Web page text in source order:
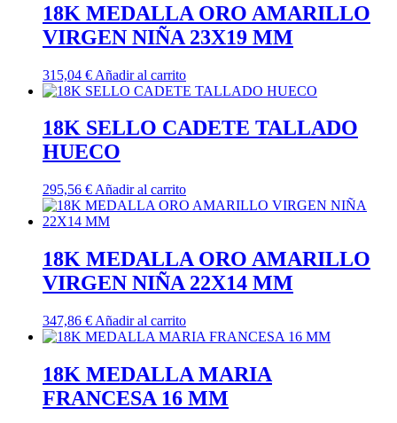
18K MEDALLA ORO AMARILLO
VIRGEN NIÑA 23X19 MM
315,04 € Añadir al carrito
18K SELLO CADETE TALLADO
HUECO
295,56 € Añadir al carrito
18K MEDALLA ORO AMARILLO
VIRGEN NIÑA 22X14 MM
347,86 € Añadir al carrito
18K MEDALLA MARIA
FRANCESA 16 MM